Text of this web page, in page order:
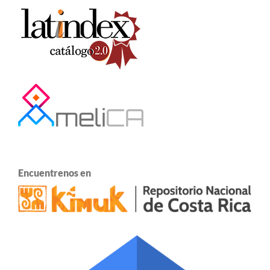
Encuentrenos en